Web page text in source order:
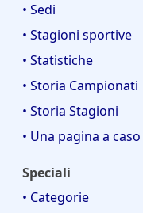
• Sedi
• Stagioni sportive
• Statistiche
• Storia Campionati
• Storia Stagioni
• Una pagina a caso
Speciali
• Categorie